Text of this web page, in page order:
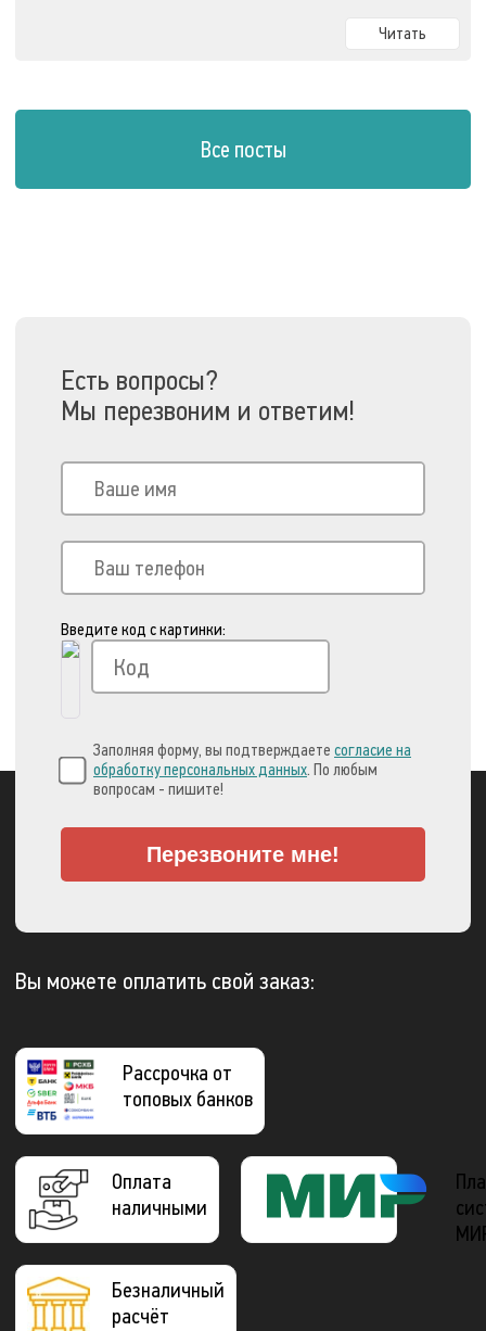
Читать
Все посты
Есть вопросы?
Мы перезвоним и ответим!
Введите код с картинки:
Заполняя форму, вы подтверждаете согласие на
обработку персональных данных. По любым
вопросам - пишите!
Перезвоните мне!
Вы можете оплатить свой заказ:
Рассрочка от
топовых банков
Оплата
наличными
Безналичный
расчёт